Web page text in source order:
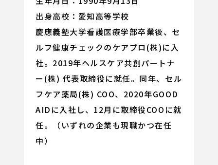
出身高校：愛知高等学校
慶應義塾大学看護医療学部卒業後、セ
ルフ健康チェックのケアプロ(株)に入
社。2019年ヘルスケア共創パートナ
ー(株) 代表取締役に就任。同年、セル
フケア薬局(株) COO、2020年GOOD
AIDに入社し、12月に取締役COOに就
任。（いずれの企業も現職かつ在任
中）